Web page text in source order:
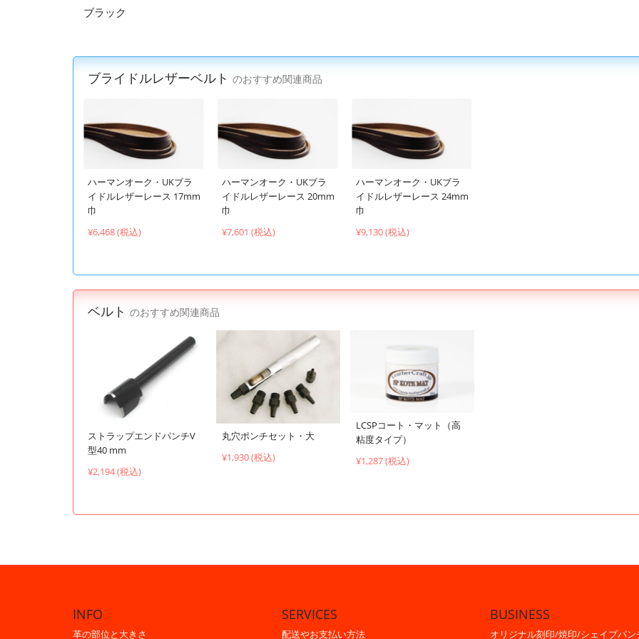
ブラック
ブライドルレザーベルト のおすすめ関連商品
ハーマンオーク・UKブラ
イドルレザーレース 17mm
巾
¥6,468 (税込)
ハーマンオーク・UKブラ
イドルレザーレース 20mm
巾
¥7,601 (税込)
ハーマンオーク・UKブラ
イドルレザーレース 24mm
巾
¥9,130 (税込)
ベルト のおすすめ関連商品
ストラップエンドパンチV
型40 mm
¥2,194 (税込)
丸穴ポンチセット・大
¥1,930 (税込)
LCSPコート・マット（高
粘度タイプ）
¥1,287 (税込)
INFO
革の部位と大きさ
SERVICES
配送やお支払い方法
BUSINESS
オリジナル刻印/焼印/シェイプパン